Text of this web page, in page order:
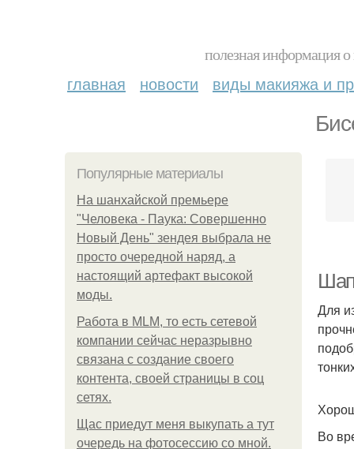
полезная информация
главная новости виды макияжа и
Популярные материалы
На шанхайской премьере
"Человека - Паука: Совершенно
Новый День" зендея выбрала не
просто очередной наряд, а
настоящий артефакт высокой
моды.
Работа в MLM, то есть сетевой
компании сейчас неразрывно
связана с создание своего
контента, своей страницы в соц
сетях.
Щас приедут меня выкупать а тут
очередь на фотосессию со мной.
Для
Во